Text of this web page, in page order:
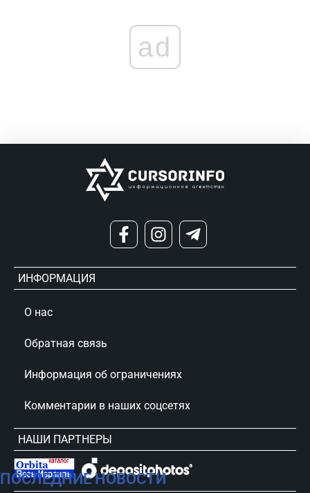
ПОСЛЕДНИЕ НОВОСТИ
ad
ИНФОРМАЦИЯ
О нас
Обратная связь
Информация об ограничениях
Комментарии в наших соцсетях
НАШИ ПАРТНЕРЫ